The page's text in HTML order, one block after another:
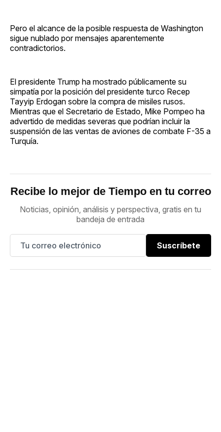
Pero el alcance de la posible respuesta de Washington
sigue nublado por mensajes aparentemente
contradictorios.
El presidente Trump ha mostrado públicamente su
simpatía por la posición del presidente turco Recep
Tayyip Erdogan sobre la compra de misiles rusos.
Mientras que el Secretario de Estado, Mike Pompeo ha
advertido de medidas severas que podrían incluir la
suspensión de las ventas de aviones de combate F-35 a
Turquía.
Recibe lo mejor de Tiempo en tu correo
Noticias, opinión, análisis y perspectiva, gratis en tu
bandeja de entrada
Suscríbete